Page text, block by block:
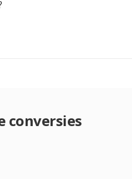
conversies